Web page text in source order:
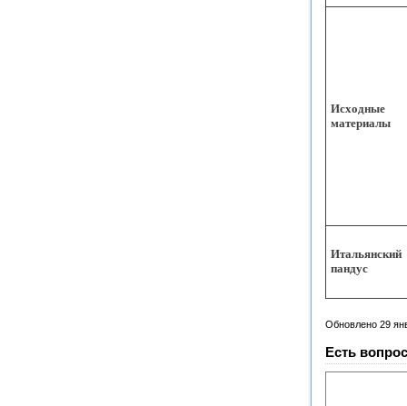
Исходные
материалы
Итальянский
пандус
Обновлено 29
Есть